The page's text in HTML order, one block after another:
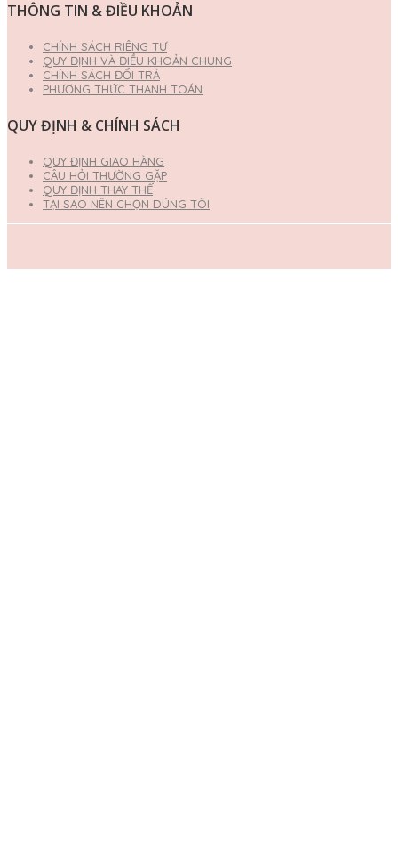
THÔNG TIN & ĐIỀU KHOẢN
CHÍNH SÁCH RIÊNG TƯ
QUY ĐỊNH VÀ ĐIỀU KHOẢN CHUNG
CHÍNH SÁCH ĐỔI TRẢ
PHƯƠNG THỨC THANH TOÁN
QUY ĐỊNH & CHÍNH SÁCH
QUY ĐỊNH GIAO HÀNG
CÂU HỎI THƯỜNG GẶP
QUY ĐỊNH THAY THẾ
TẠI SAO NÊN CHỌN DÚNG TÔI